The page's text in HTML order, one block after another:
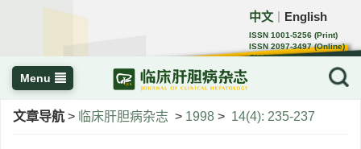
中文 English
ISSN 1001-5256 (Print)
ISSN 2097-3497 (Online)
CN 22-1108/R
Menu
文章导航 > 临床肝胆病杂志 > 1998 > 14(4): 235-237